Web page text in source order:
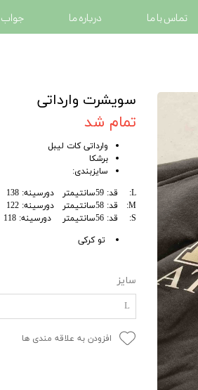
تماس با ما درباره ما جواب
سویشرت وارداتی
تمام شد
وارداتی کات لیبل
برشکا
سایزبندی:
L: قد: 59سانتیمتر دورسینه: 138
M: قد: 58سانتیمتر دورسینه: 122
S: قد: 56سانتیمتر دورسینه: 118
تو کرکی
سایز
L
افزودن به علاقه مندی ها